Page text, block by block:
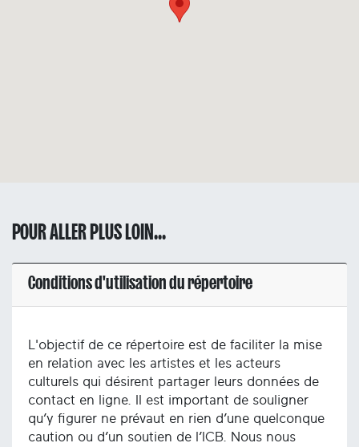
POUR ALLER PLUS LOIN...
Conditions d'utilisation du répertoire
L'objectif de ce répertoire est de faciliter la mise
en relation avec les artistes et les acteurs
culturels qui désirent partager leurs données de
contact en ligne. Il est important de souligner
qu’y figurer ne prévaut en rien d’une quelconque
caution ou d’un soutien de l’ICB. Nous nous